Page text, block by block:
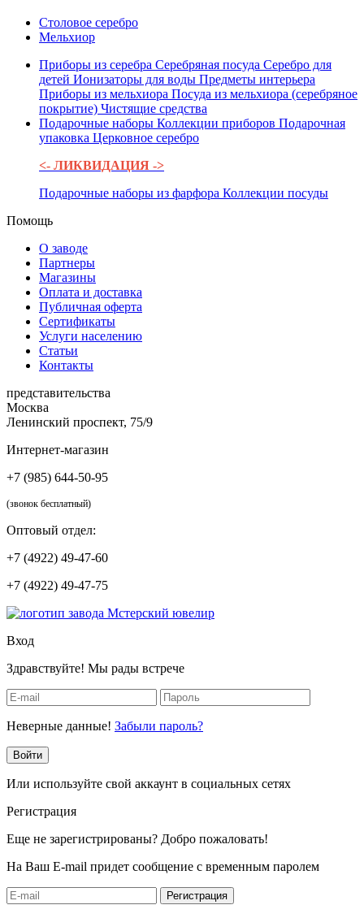
Столовое серебро
Мельхиор
Приборы из серебра Серебряная посуда Серебро для
детей Ионизаторы для воды Предметы интерьера
Приборы из мельхиора Посуда из мельхиора (серебряное
покрытие) Чистящие средства
Подарочные наборы Коллекции приборов Подарочная
упаковка Церковное серебро
<- ЛИКВИДАЦИЯ ->
Подарочные наборы из фарфора Коллекции посуды
Помощь
О заводе
Партнеры
Магазины
Оплата и доставка
Публичная оферта
Сертификаты
Услуги населению
Статьи
Контакты
представительства
Москва
Ленинский проспект, 75/9
Интернет-магазин
+7 (985) 644-50-95
(звонок бесплатный)
Оптовый отдел:
+7 (4922) 49-47-60
+7 (4922) 49-47-75
Вход
Здравствуйте! Мы рады встрече
Неверные данные! Забыли пароль?
Войти
Или используйте свой аккаунт в социальных сетях
Регистрация
Еще не зарегистрированы? Добро пожаловать!
На Ваш E-mail придет сообщение с временным паролем
Регистрация